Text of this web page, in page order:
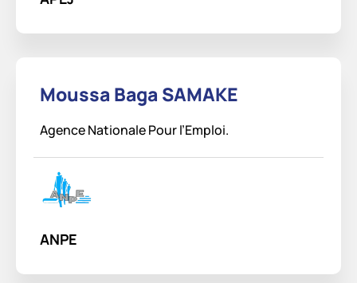
Moussa Baga SAMAKE
Agence Nationale Pour l’Emploi.
ANPE